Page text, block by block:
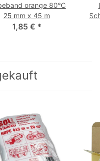
orange 80°C
25 mm x 45 m
1,85 € *